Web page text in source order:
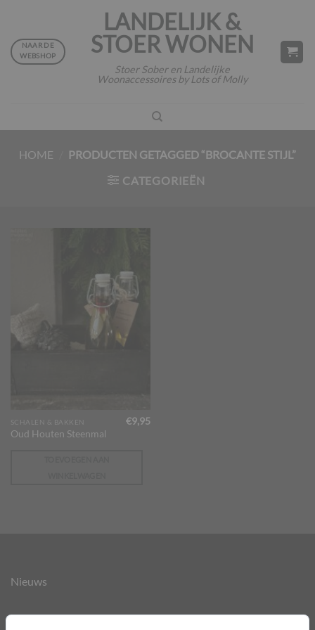
inhoud
LANDELIJK &
STOER WONEN
Stoer Sober en Landelijke
Woonaccessoires by Lots of Molly
NAAR DE
WEBSHOP
HOME
PRODUCTEN GETAGGED “BROCANTE STIJL”
CATEGORIEËN
SCHALEN & BAKKEN
Oud Houten Steenmal
€9,95
Nieuws